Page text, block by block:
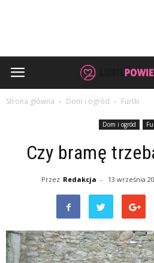
Strona główna Dom i ogród Furtki
Dom i ogród
Czy bramę
Przez Redakcja - 13 września